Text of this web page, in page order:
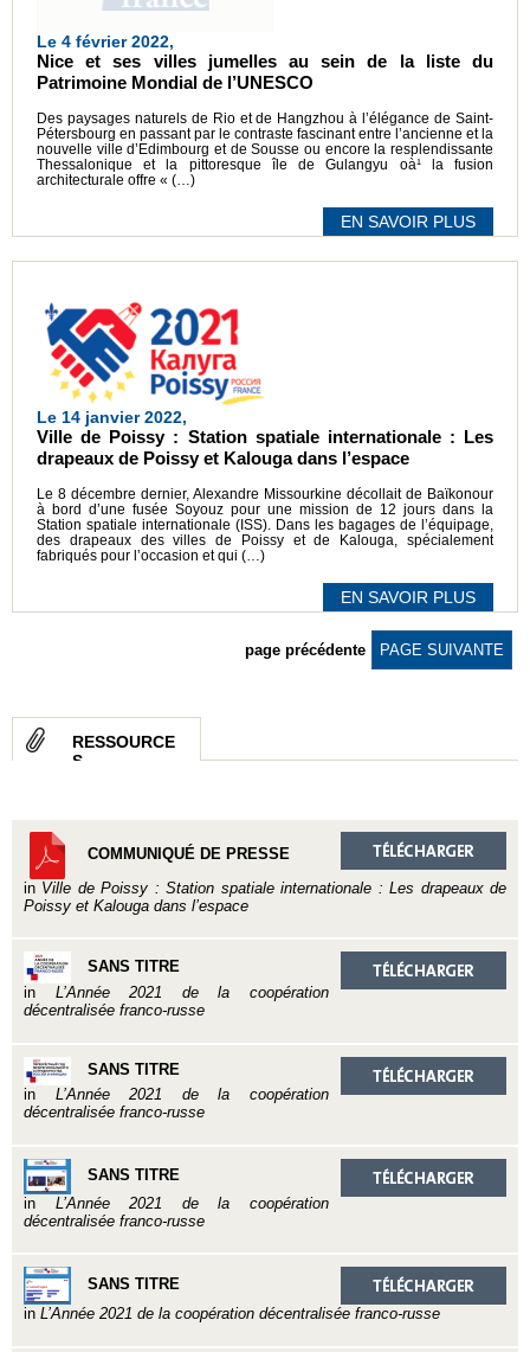
Le 4 février 2022,
Nice et ses villes jumelles au sein de la liste du
Patrimoine Mondial de l’UNESCO
Des paysages naturels de Rio et de Hangzhou à l’élégance de Saint-
Pétersbourg en passant par le contraste fascinant entre l’ancienne et la
nouvelle ville d’Edimbourg et de Sousse ou encore la resplendissante
Thessalonique et la pittoresque île de Gulangyu oà¹ la fusion
architecturale offre « (…)
EN SAVOIR PLUS
Le 14 janvier 2022,
Ville de Poissy : Station spatiale internationale : Les
drapeaux de Poissy et Kalouga dans l’espace
Le 8 décembre dernier, Alexandre Missourkine décollait de Baïkonour
à bord d’une fusée Soyouz pour une mission de 12 jours dans la
Station spatiale internationale (ISS). Dans les bagages de l’équipage,
des drapeaux des villes de Poissy et de Kalouga, spécialement
fabriqués pour l’occasion et qui (…)
EN SAVOIR PLUS
page précédente PAGE SUIVANTE
RESSOURCE
S
COMMUNIQUÉ DE PRESSE
in Ville de Poissy : Station spatiale internationale : Les drapeaux de
Poissy et Kalouga dans l’espace
SANS TITRE
in L’Année 2021 de la coopération
décentralisée franco-russe
SANS TITRE
in L’Année 2021 de la coopération
décentralisée franco-russe
SANS TITRE
in L’Année 2021 de la coopération
décentralisée franco-russe
SANS TITRE
in L’Année 2021 de la coopération décentralisée franco-russe